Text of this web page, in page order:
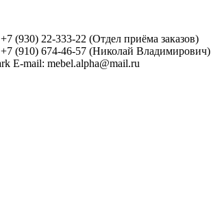
+7 (930) 22-333-22 (Отдел приёма заказов)
+7 (910) 674-46-57 (Николай Владимирович)
E-mail: mebel.alpha@mail.ru